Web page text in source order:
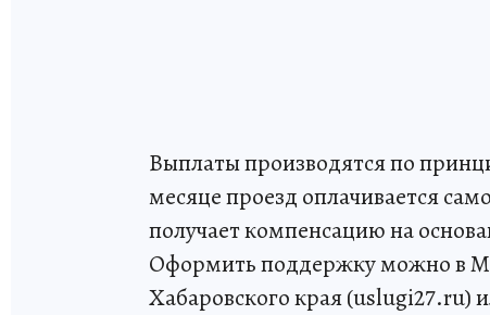
Выплаты производятся по
месяце проезд оплачивается
получает компенсацию на
Оформить поддержку можно в
Хабаровского края (uslugi27.ru)